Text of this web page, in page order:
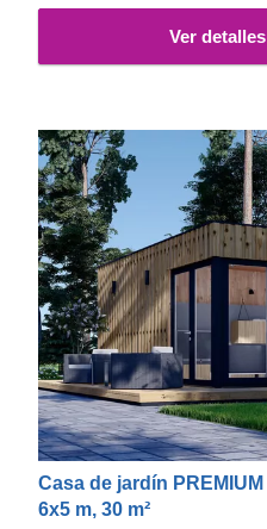
Ver
Casa de jardín
6x5 m, 30 m²